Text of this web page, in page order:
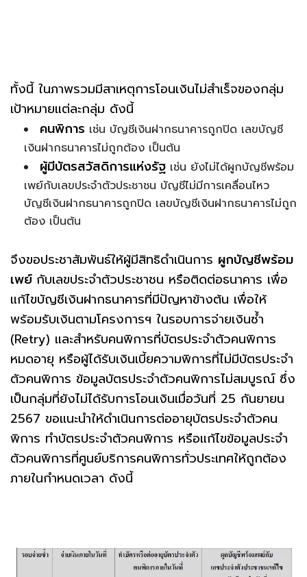
ทั้งนี้ ในภาพรวมมีสาเหตุการโอนเงินไม่สำเร็จของกลุ่ม
เป้าหมายแต่ละกลุ่ม ดังนี้
คนพิการ เช่น บัญชีเงินฝากธนาคารถูกปิด เลขบัญชี
เงินฝากธนาคารไม่ถูกต้อง เป็นต้น
ผู้มีบัตรสวัสดิการแห่งรัฐ เช่น ยังไม่ได้ผูกบัญชีพร้อม
เพย์กับเลขประจำตัวประชาชน บัญชีไม่มีการเคลื่อนไหว
บัญชีเงินฝากธนาคารถูกปิด เลขบัญชีเงินฝากธนาคารไม่ถูก
ต้อง เป็นต้น
จึงขอประชาสัมพันธ์ให้ผู้มีสิทธิดำเนินการ ผูกบัญชีพร้อม
เพย์ กับเลขประจำตัวประชาชน หรือติดต่อธนาคาร เพื่อ
แก้ไขบัญชีเงินฝากธนาคารที่มีปัญหาข้างต้น เพื่อให้
พร้อมรับเงินตามโครงการฯ ในรอบการจ่ายเงินซ้ำ
(Retry) และสำหรับคนพิการที่บัตรประจำตัวคนพิการ
หมดอายุ หรือผู้ได้รับเงินเบี้ยความพิการที่ไม่มีบัตรประจำ
ตัวคนพิการ ข้อมูลบัตรประจำตัวคนพิการไม่สมบูรณ์ ซึ่ง
เป็นกลุ่มที่ยังไม่ได้รับการโอนเงินเมื่อวันที่ 25 กันยายน
2567 ขอแนะนำให้ดำเนินการต่ออายุบัตรประจำตัวคน
พิการ ทำบัตรประจำตัวคนพิการ หรือแก้ไขข้อมูลประจำ
ตัวคนพิการที่ศูนย์บริการคนพิการทั่วประเทศให้ถูกต้อง
ภายในกำหนดเวลา ดังนี้